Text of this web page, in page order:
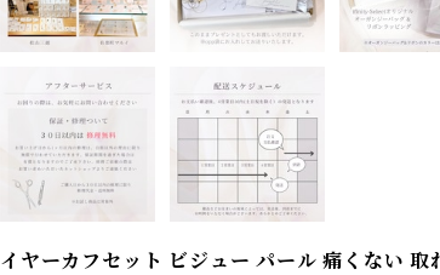
イヤーカフセット ビジュー パール 痛くない